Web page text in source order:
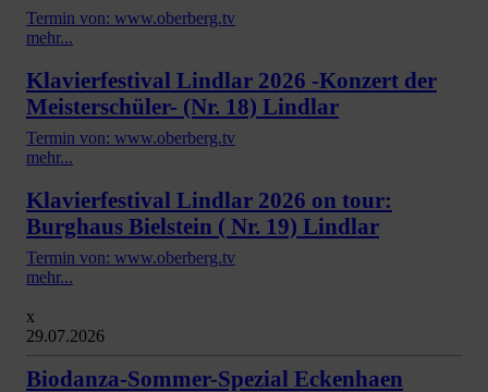
Termin von: www.oberberg.tv
mehr...
Klavierfestival Lindlar 2026 -Konzert der
Meisterschüler- (Nr. 18) Lindlar
Termin von: www.oberberg.tv
mehr...
Klavierfestival Lindlar 2026 on tour:
Burghaus Bielstein ( Nr. 19) Lindlar
Termin von: www.oberberg.tv
mehr...
x
29.07.2026
Biodanza-Sommer-Spezial Eckenhaen